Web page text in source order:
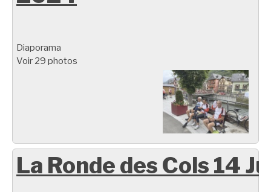
Diaporama
Voir 29 photos
La Ronde des Cols 14